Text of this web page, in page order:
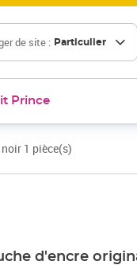
de site : Particulier
Prince
1 pièce(s)
d'encre